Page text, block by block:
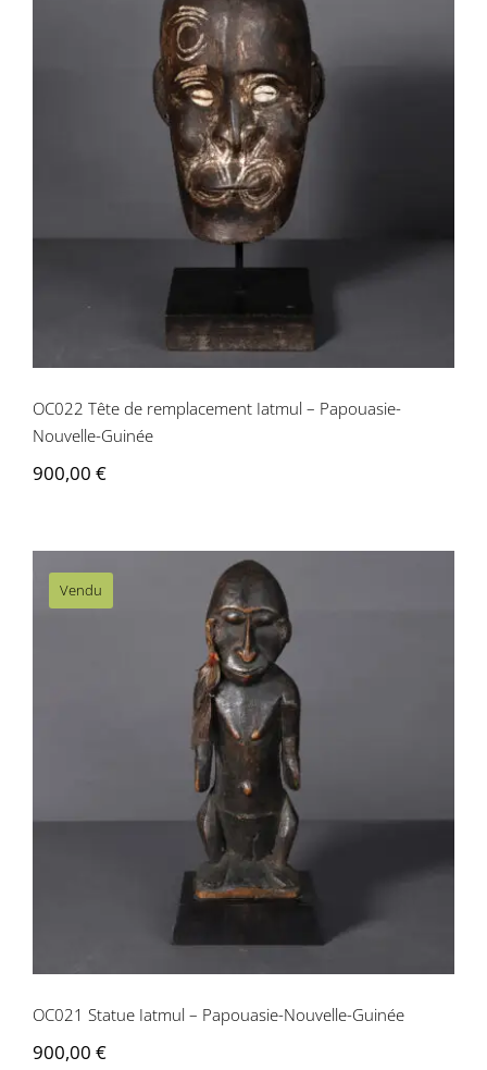
OC022 Tête de remplacement Iatmul –
Papouasie-Nouvelle-Guinée
OC022 Tête de remplacement Iatmul – Papouasie-
Nouvelle-Guinée
900,00 €
Vendu
OC021 Statue Iatmul – Papouasie-
Nouvelle-Guinée
OC021 Statue Iatmul – Papouasie-Nouvelle-Guinée
900,00 €